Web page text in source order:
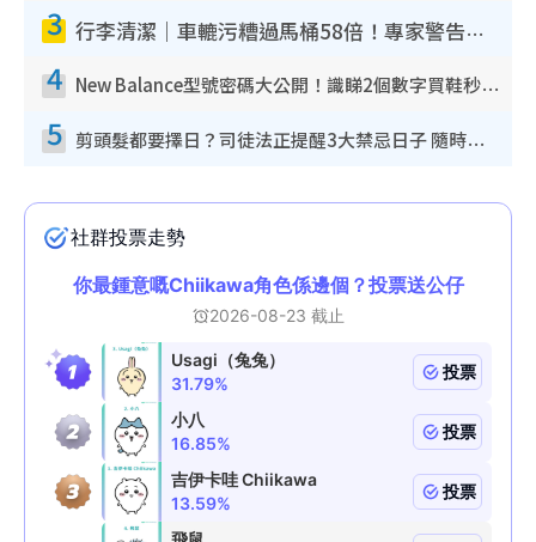
3 行李清潔｜車轆污糟過馬桶58倍！專家警告忌用酒精抹 教1招免污手除菌
4 New Balance型號密碼大公開！識睇2個數字買鞋秒知功能免中伏 附5大熱門鞋款
5 剪頭髮都要擇日？司徒法正提醒3大禁忌日子 隨時剪走財運！呢日剪髮恐「剪壽命」？